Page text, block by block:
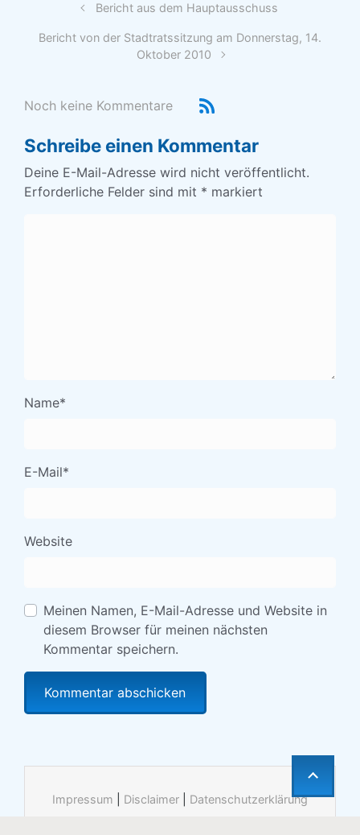
Bericht aus dem Hauptausschuss
Bericht von der Stadtratssitzung am Donnerstag, 14.
Oktober 2010
Noch keine Kommentare
Schreibe einen Kommentar
Deine E-Mail-Adresse wird nicht veröffentlicht.
Erforderliche Felder sind mit * markiert
Name*
E-Mail*
Website
Meinen Namen, E-Mail-Adresse und Website in
diesem Browser für meinen nächsten
Kommentar speichern.
Impressum Disclaimer Datenschutzerklärung